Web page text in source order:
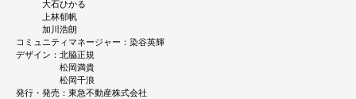
大石ひかる
上林郁帆
加川浩朗
コミュニティマネージャー：染谷英輝
デザイン：北脇正規
松岡満貴
松岡千浪
発行・発売：東急不動産株式会社